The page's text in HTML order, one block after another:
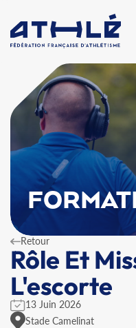
Retour
Rôle Et
L'escorte
13 Juin 2026
Stade Camelinat